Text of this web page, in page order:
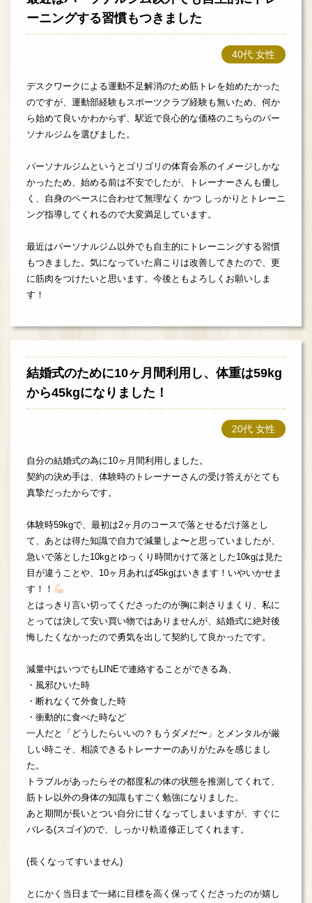
ーニングする習慣もつきました
40代 女性
デスクワークによる運動不足解消のため筋トレを始めたかった
のですが、運動部経験もスポーツクラブ経験も無いため、何か
ら始めて良いかわからず、駅近で良心的な価格のこちらのパー
ソナルジムを選びました。
パーソナルジムというとゴリゴリの体育会系のイメージしかな
かったため、始める前は不安でしたが、トレーナーさんも優し
く、自身のペースに合わせて無理なく かつ しっかりとトレーニ
ング指導してくれるので大変満足しています。
最近はパーソナルジム以外でも自主的にトレーニングする習慣
もつきました。気になっていた肩こりは改善してきたので、更
に筋肉をつけたいと思います。今後ともよろしくお願いしま
す！
結婚式のために10ヶ月間利用し、体重は59kg
から45kgになりました！
20代 女性
自分の結婚式の為に10ヶ月間利用しました。
契約の決め手は、体験時のトレーナーさんの受け答えがとても
真摯だったからです。
体験時59kgで、最初は2ヶ月のコースで落とせるだけ落とし
て、あとは得た知識で自力で減量しよ〜と思っていましたが、
急いで落とした10kgとゆっくり時間かけて落とした10kgは見た
目が違うことや、10ヶ月あれば45kgはいきます！いやいかせま
す！！
とはっきり言い切ってくださったのが胸に刺さりまくり、私に
とっては決して安い買い物ではありませんが、結婚式に絶対後
悔したくなかったので勇気を出して契約して良かったです。
減量中はいつでもLINEで連絡することができる為、
・風邪ひいた時
・断れなくて外食した時
・衝動的に食べた時など
一人だと「どうしたらいいの？もうダメだ〜」とメンタルが厳
しい時こそ、相談できるトレーナーのありがたみを感じまし
た。
トラブルがあったらその都度私の体の状態を推測してくれて、
筋トレ以外の身体の知識もすごく勉強になりました。
あと期間が長いとつい自分に甘くなってしまいますが、すぐに
バレる(スゴイ)ので、しっかり軌道修正してくれます。
(長くなってすいません)
とにかく当日まで一緒に目標を高く保ってくださったのが嬉し